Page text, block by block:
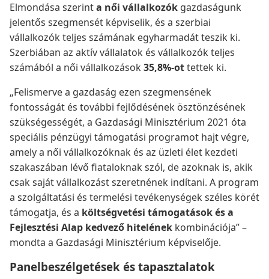
Elmondása szerinta női vállalkozók gazdaságunk
jelentős szegmensét képviselik, és a szerbiai
vállalkozók teljes számának egyharmadát teszik ki.
Szerbiában az aktív vállalatok és vállalkozók teljes
számából a női vállalkozások35,8%-ottettek ki.
„Felismerve a gazdaság ezen szegmensének
fontosságát és további fejlődésének ösztönzésének
szükségességét, a Gazdasági Minisztérium 2021 óta
speciális pénzügyi támogatási programot hajt végre,
amely a női vállalkozóknak és az üzleti élet kezdeti
szakaszában lévő fiataloknak szól, de azoknak is, akik
csak saját vállalkozást szeretnének indítani. A program
a szolgáltatási és termelési tevékenységek széles körét
támogatja, és a költségvetési támogatások és a
Fejlesztési Alap kedvező hitelének kombinációja” –
mondta a Gazdasági Minisztérium képviselője.
Panelbeszélgetések és tapasztalatok